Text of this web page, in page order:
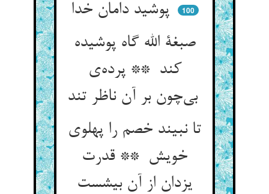
پوشید دامان خدا
100
صبغة الله گاه پوشیده
کند ** پرده‌ی
بی‌چون بر آن ناظر تند
تا نبیند خصم را پهلوی
خویش ** قدرت
یزدان از آن بیشست